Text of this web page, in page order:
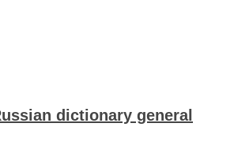
dictionary general